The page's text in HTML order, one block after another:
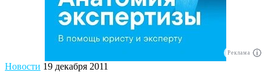
Реклама
Новости 19 декабря 2011